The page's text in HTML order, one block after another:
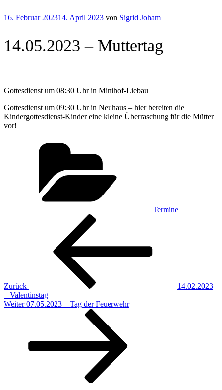
Veröffentlicht
16. Februar 202314. April 2023 von Sigrid Joham
14.05.2023 – Muttertag
Gottesdienst um 08:30 Uhr in Minihof-Liebau
Gottesdienst um 09:30 Uhr in Neuhaus – hier bereiten die
Kindergottesdienst-Kinder eine kleine Überraschung für die Mütter
vor!
Termine
Beitragsnavigation
Zurück
14.02.2023
– Valentinstag
Nächster
Weiter 07.05.2023 – Tag der Feuerwehr